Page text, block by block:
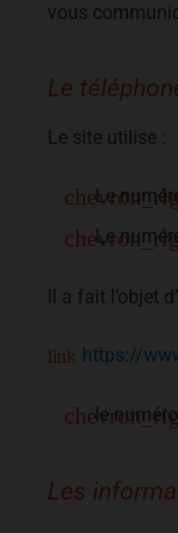
vous
Le
Le site utilise :
Le
Le
Il a fait l’objet
https://
le
Les